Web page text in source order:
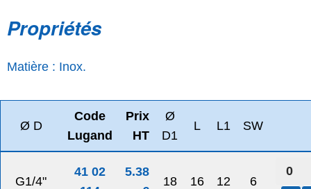
Propriétés
Matière : Inox.
Ø D
Code
Lugand
Prix
HT
Ø
D1
L L1 SW
G1/4"
41 02
5.38
18 16 12 6